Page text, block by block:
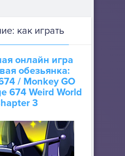
как играть
онлайн игра
обезьянка:
/ Monkey GO
674 Weird World
3